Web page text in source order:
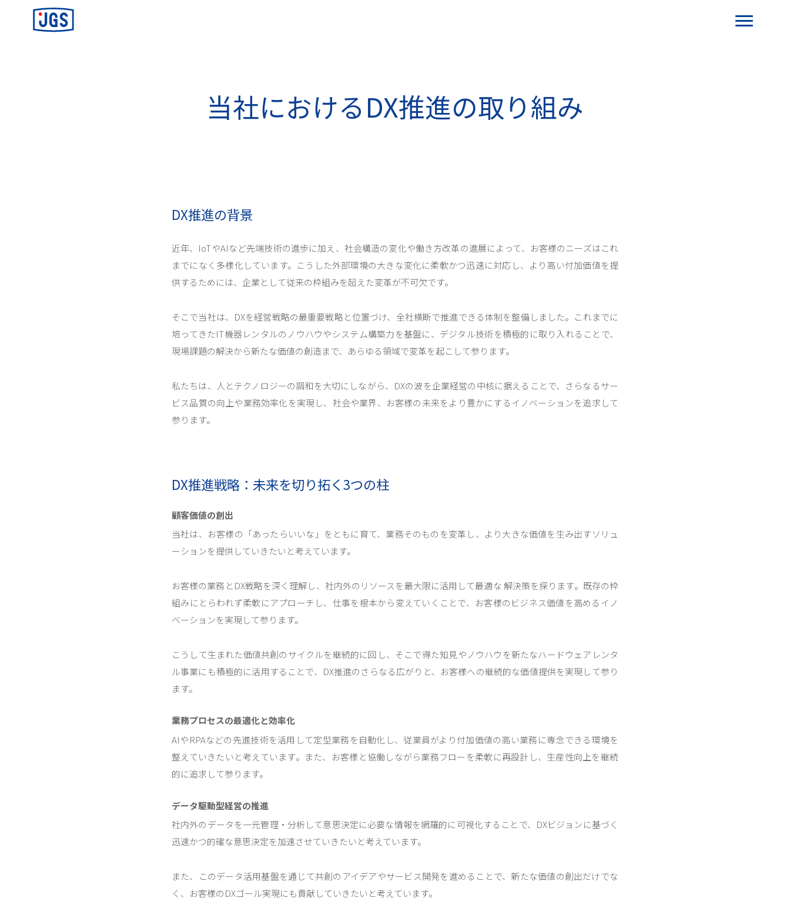
当社におけるDX推進の取り組み
DX推進の背景
近年、IoTやAIなど先端技術の進歩に加え、社会構造の変化や働き方改革の進展によって、お客様のニーズはこれ
までになく多様化しています。こうした外部環境の大きな変化に柔軟かつ迅速に対応し、より高い付加価値を提
供するためには、企業として従来の枠組みを超えた変革が不可欠です。
そこで当社は、DXを経営戦略の最重要戦略と位置づけ、全社横断で推進できる体制を整備しました。これまでに
培ってきたIT機器レンタルのノウハウやシステム構築力を基盤に、デジタル技術を積極的に取り入れることで、
現場課題の解決から新たな価値の創造まで、あらゆる領域で変革を起こして参ります。
私たちは、人とテクノロジーの調和を大切にしながら、DXの波を企業経営の中核に据えることで、さらなるサー
ビス品質の向上や業務効率化を実現し、社会や業界、お客様の未来をより豊かにするイノベーションを追求して
参ります。
DX推進戦略：未来を切り拓く3つの柱
顧客価値の創出
当社は、お客様の「あったらいいな」をともに育て、業務そのものを変革し、より大きな価値を生み出すソリュ
ーションを提供していきたいと考えています。
お客様の業務とDX戦略を深く理解し、社内外のリソースを最大限に活用して最適な 解決策を探ります。既存の枠
組みにとらわれず柔軟にアプローチし、仕事を根本から変えていくことで、お客様のビジネス価値を高めるイノ
ベーションを実現して参ります。
こうして生まれた価値共創のサイクルを継続的に回し、そこで得た知見やノウハウを新たなハードウェアレンタ
ル事業にも積極的に活用することで、DX推進のさらなる広がりと、お客様への継続的な価値提供を実現して参り
ます。
業務プロセスの最適化と効率化
AIやRPAなどの先進技術を活用して定型業務を自動化し、従業員がより付加価値の高い業務に専念できる環境を
整えていきたいと考えています。また、お客様と協働しながら業務フローを柔軟に再設計し、生産性向上を継続
的に追求して参ります。
データ駆動型経営の推進
社内外のデータを一元管理・分析して意思決定に必要な情報を網羅的に可視化することで、DXビジョンに基づく
迅速かつ的確な意思決定を加速させていきたいと考えています。
また、このデータ活用基盤を通じて共創のアイデアやサービス開発を進めることで、新たな価値の創出だけでな
く、お客様のDXゴール実現にも貢献していきたいと考えています。